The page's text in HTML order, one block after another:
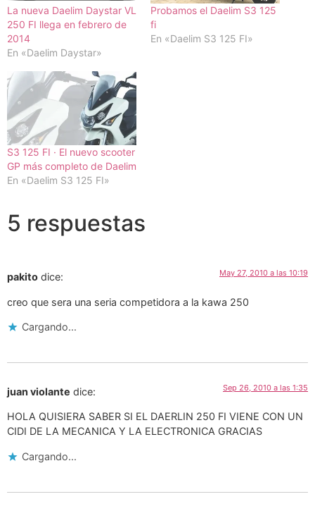
La nueva Daelim Daystar VL
250 FI llega en febrero de
2014
En «Daelim Daystar»
Probamos el Daelim S3 125
fi
En «Daelim S3 125 FI»
S3 125 FI · El nuevo scooter
GP más completo de Daelim
En «Daelim S3 125 FI»
5 respuestas
pakito dice: May 27, 2010 a las 10:19
creo que sera una seria competidora a la kawa 250
Cargando...
juan violante dice: Sep 26, 2010 a las 1:35
HOLA QUISIERA SABER SI EL DAERLIN 250 FI VIENE CON UN
CIDI DE LA MECANICA Y LA ELECTRONICA GRACIAS
Cargando...